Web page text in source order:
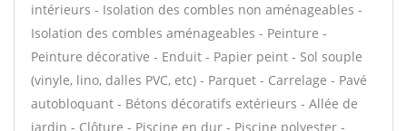
intérieurs - Isolation des combles non aménageables -
Isolation des combles aménageables - Peinture -
Peinture décorative - Enduit - Papier peint - Sol souple
(vinyle, lino, dalles PVC, etc) - Parquet - Carrelage - Pavé
autobloquant - Bétons décoratifs extérieurs - Allée de
jardin - Clôture - Piscine en dur - Piscine polyester -